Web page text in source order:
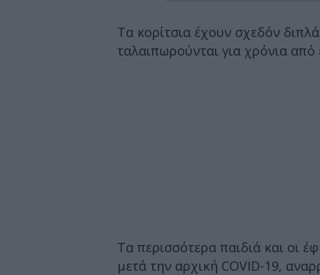
Τα κορίτσια έχουν σχεδόν
ταλαιπωρούνται για χρόνια
Τα περισσότερα παιδιά και οι
μετά την αρχική COVID-19,